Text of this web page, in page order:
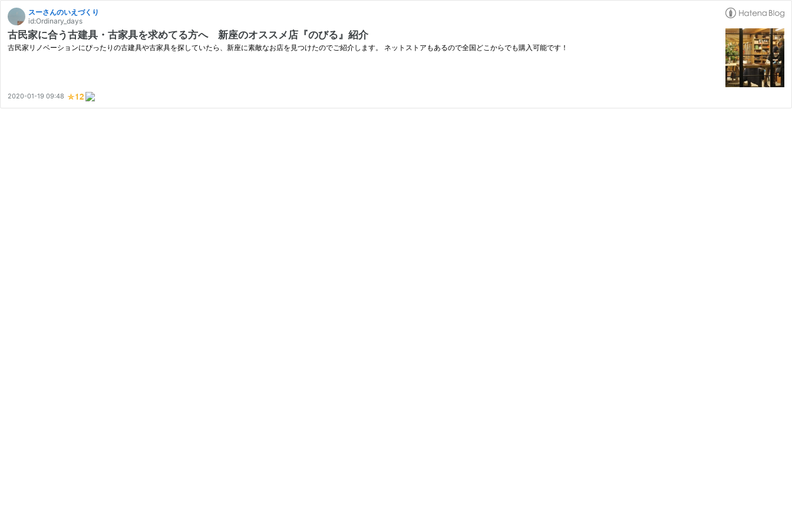
スーさんのいえづくり
id:Ordinary_days
古民家に合う古建具・古家具を求めてる方へ 新座のオススメ店『のびる』紹介
古民家リノベーションにぴったりの古建具や古家具を探していたら、新座に素敵なお店を見つけたのでご紹介します。 ネットストアもあるので全国どこからでも購入可能です！
2020-01-19 09:48